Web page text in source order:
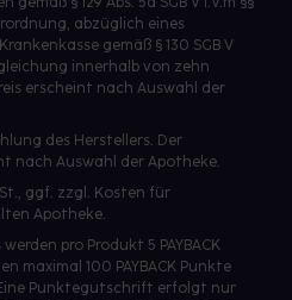
abzüglich eines
gemäß § 130 SGB V
innerhalb von zehn
erscheint nach Auswahl der
des Herstellers. Der
nach Auswahl der Apotheke.
ggf. zzgl. Kosten für
Apotheke.
pro Produkt 5 PAYBACK
maximal 100 PAYBACK Punkte
Punktegutschrift erfolgt nur